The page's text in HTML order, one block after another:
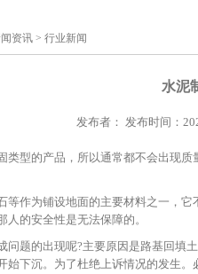
资讯 > 行业新闻
水泥
发布者： 发布时间：
类型的产品，所以通常都不会出现
等作为铺设地面的主要材料之一，
的安全性是无法保障的。
问题的出现呢?主要原因是路基回填
始下沉。为了杜绝上诉情况的发生